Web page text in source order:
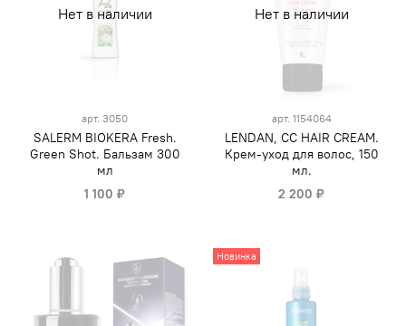
Нет в наличии
арт. 3050
SALERM BIOKERA Fresh.
Green Shot. Бальзам 300
мл
1 100 ₽
Нет в наличии
арт. 1154064
LENDAN, CC HAIR CREAM.
Крем-уход для волос, 150
мл.
2 200 ₽
Новинка